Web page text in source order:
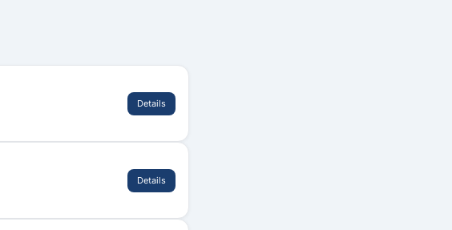
Details
Details